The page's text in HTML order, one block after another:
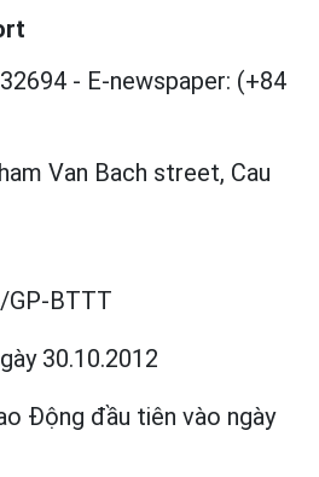
- E-newspaper: (+84
Van Bach street, Cau
GP-BTTT
30.10.2012
Động đầu tiên vào ngày